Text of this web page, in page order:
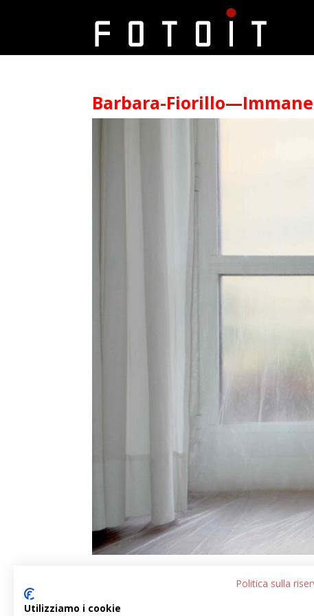
Barbara-
Politica sulla
Utilizziamo i cookie